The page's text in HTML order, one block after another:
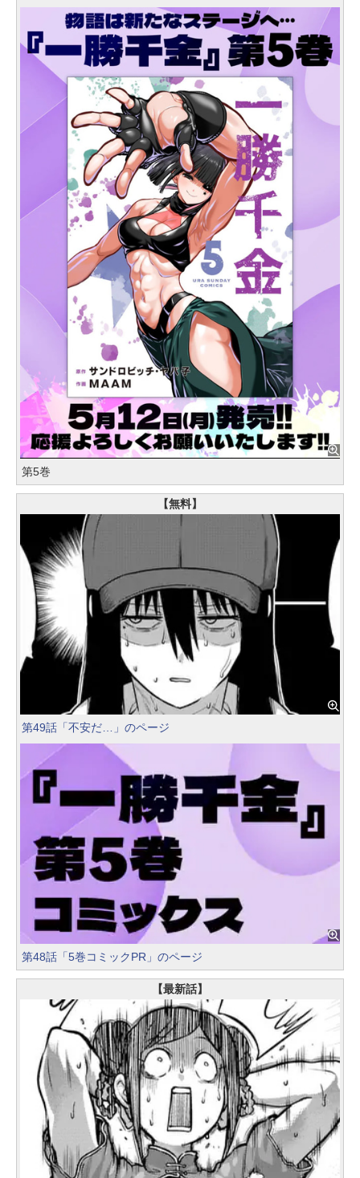
第5巻
【無料】
第49話「不安だ…」のページ
第48話「5巻コミックPR」のページ
【最新話】